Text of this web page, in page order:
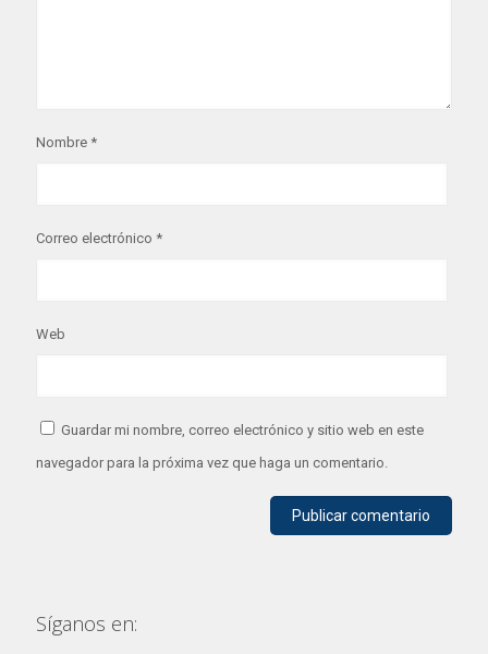
Nombre *
Correo electrónico *
Web
Guardar mi nombre, correo electrónico y sitio web en este
navegador para la próxima vez que haga un comentario.
Síganos en: